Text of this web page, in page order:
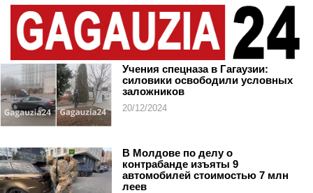
Учения спецназа в Гагаузии:
силовики освободили условных
заложников
20/12/2024
В Молдове по делу о
контрабанде изъяты 9
автомобилей стоимостью 7 млн
леев